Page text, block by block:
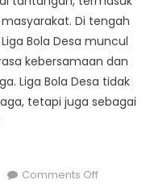
dan
Malaysia
Di tengah
Bola Desa muncul
kebersamaan dan
Liga Bola Desa tidak
tetapi juga sebagai
Comments Offon